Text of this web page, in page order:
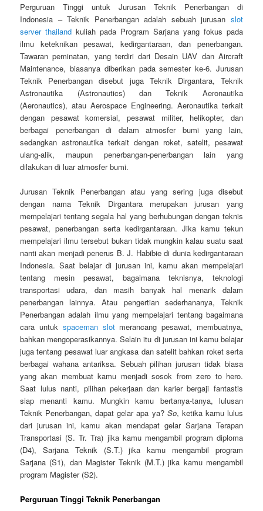
Perguruan Tinggi untuk Jurusan Teknik Penerbangan di
Indonesia – Teknik Penerbangan adalah sebuah jurusan slot
server thailand kuliah pada Program Sarjana yang fokus pada
ilmu keteknikan pesawat, kedirgantaraan, dan penerbangan.
Tawaran peminatan, yang terdiri dari Desain UAV dan Aircraft
Maintenance, biasanya diberikan pada semester ke-6. Jurusan
Teknik Penerbangan disebut juga Teknik Dirgantara, Teknik
Astronautika (Astronautics) dan Teknik Aeronautika
(Aeronautics), atau Aerospace Engineering. Aeronautika terkait
dengan pesawat komersial, pesawat militer, helikopter, dan
berbagai penerbangan di dalam atmosfer bumi yang lain,
sedangkan astronautika terkait dengan roket, satelit, pesawat
ulang-alik, maupun penerbangan-penerbangan lain yang
dilakukan di luar atmosfer bumi.
Jurusan Teknik Penerbangan atau yang sering juga disebut
dengan nama Teknik Dirgantara merupakan jurusan yang
mempelajari tentang segala hal yang berhubungan dengan teknis
pesawat, penerbangan serta kedirgantaraan. Jika kamu tekun
mempelajari ilmu tersebut bukan tidak mungkin kalau suatu saat
nanti akan menjadi penerus B. J. Habibie di dunia kedirgantaraan
Indonesia. Saat belajar di jurusan ini, kamu akan mempelajari
tentang mesin pesawat, bagaimana teknisnya, teknologi
transportasi udara, dan masih banyak hal menarik dalam
penerbangan lainnya. Atau pengertian sederhananya, Teknik
Penerbangan adalah ilmu yang mempelajari tentang bagaimana
cara untuk spaceman slotmerancang pesawat, membuatnya,
bahkan mengoperasikannya. Selain itu di jurusan ini kamu belajar
juga tentang pesawat luar angkasa dan satelit bahkan roket serta
berbagai wahana antariksa. Sebuah pilihan jurusan tidak biasa
yang akan membuat kamu menjadi sosok from zero to hero.
Saat lulus nanti, pilihan pekerjaan dan karier bergaji fantastis
siap menanti kamu. Mungkin kamu bertanya-tanya, lulusan
Teknik Penerbangan, dapat gelar apa ya? So, ketika kamu lulus
dari jurusan ini, kamu akan mendapat gelar Sarjana Terapan
Transportasi (S. Tr. Tra) jika kamu mengambil program diploma
(D4), Sarjana Teknik (S.T.) jika kamu mengambil program
Sarjana (S1), dan Magister Teknik (M.T.) jika kamu mengambil
program Magister (S2).
Perguruan Tinggi Teknik Penerbangan